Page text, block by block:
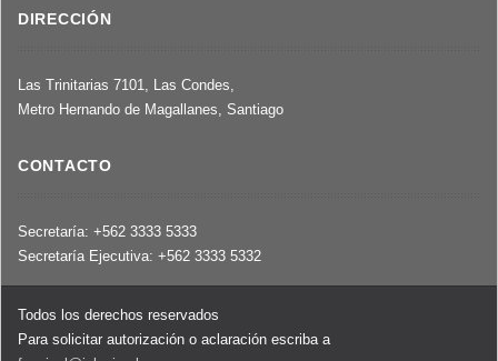
DIRECCIÓN
Las Trinitarias 7101, Las Condes,
Metro Hernando de Magallanes, Santiago
CONTACTO
Secretaría: +562 3333 5333
Secretaría Ejecutiva: +562 3333 5332
Todos los derechos reservados
Para solicitar autorización o aclaración escriba a